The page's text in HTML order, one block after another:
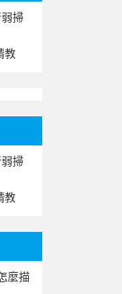
掃
教
掃
教
麼描